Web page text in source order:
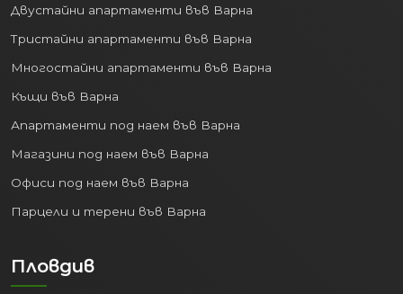
Двустайни апартаменти във Варна
Тристайни апартаменти във Варна
Многостайни апартаменти във Варна
Къщи във Варна
Апартаменти под наем във Варна
Магазини под наем във Варна
Офиси под наем във Варна
Парцели и терени във Варна
Пловдив